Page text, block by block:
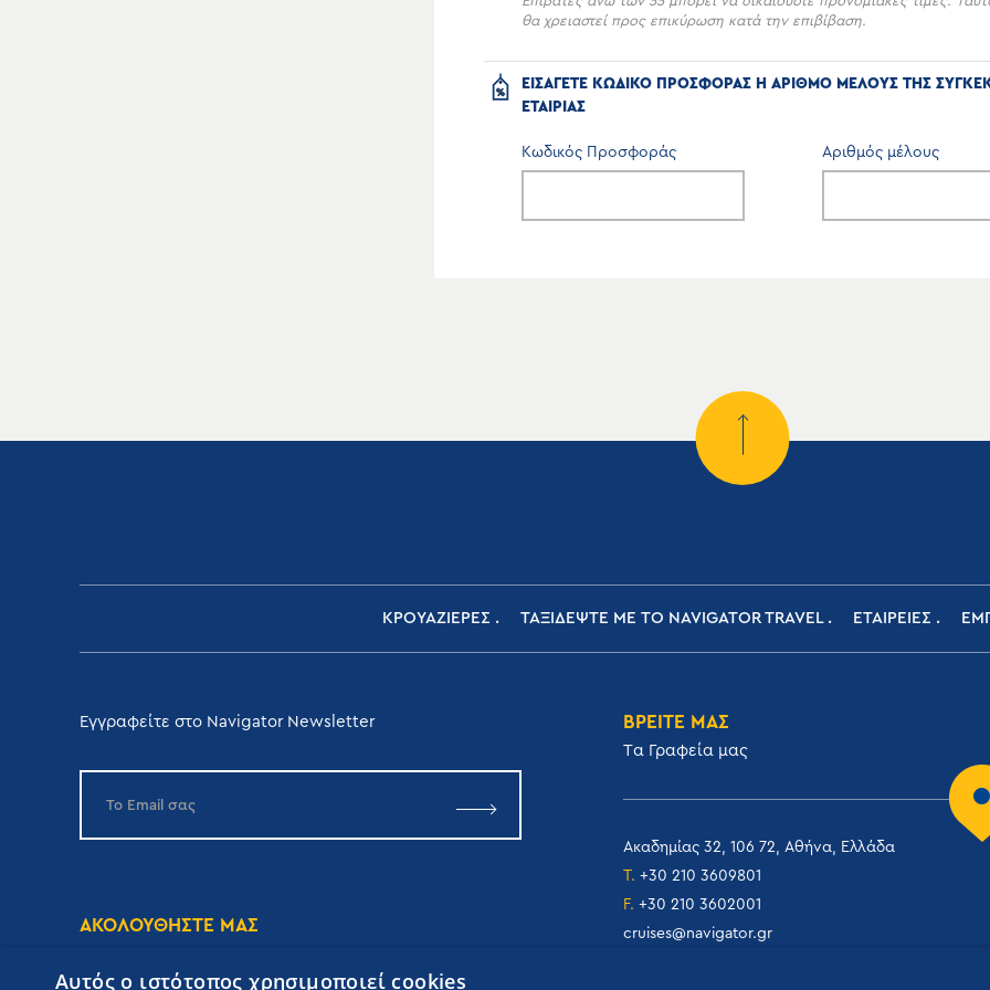
θα χρειαστεί προς επικύρωση κατά την επιβίβαση.
ΕΙΣΑΓΕΤΕ ΚΩΔΙΚΟ ΠΡΟΣΦΟΡΑΣ Η ΑΡΙΘΜΟ ΜΕΛΟΥΣ ΤΗΣ
ΕΤΑΙΡΙΑΣ
Κωδικός Προσφοράς Αριθμός μέλους
ΚΡΟΥΑΖΙΕΡΕΣ ΤΑΞΙΔΕΨΤΕ ΜΕ ΤΟ NAVIGATOR TRAVEL ΕΤΑΙΡΕΙΕΣ
Εγγραφείτε στο Navigator Newsletter
ΑΚΟΛΟΥΘΗΣΤΕ ΜΑΣ
ΒΡΕΙΤΕ ΜΑΣ
Tα Γραφεία μας
Ακαδημίας 32, 106 72, Αθήνα, Ελλάδα
T. +30 210 3609801
F. +30 210 3602001
cruises@navigator.gr
Αυτός ο ιστότοπος χρησιμοποιεί cookies